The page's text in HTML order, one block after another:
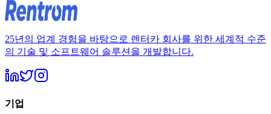
25년의 업계 경험을 바탕으로 렌터카 회사를 위한 세계적 수준
의 기술 및 소프트웨어 솔루션을 개발합니다.
기업